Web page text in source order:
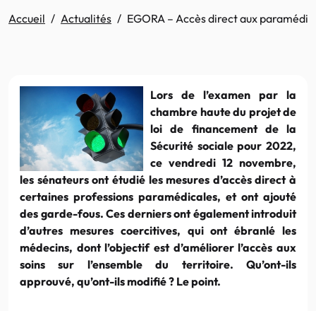
Accueil Actualités EGORA – Accès direct aux
Lors de l’examen par la
chambre haute du projet de
loi de financement de la
Sécurité sociale pour 2022,
ce vendredi 12 novembre,
les sénateurs ont étudié les mesures d’accès direct à
certaines professions paramédicales, et ont ajouté
des garde-fous. Ces derniers ont également introduit
d’autres mesures coercitives, qui ont ébranlé les
médecins, dont l’objectif est d’améliorer l’accès aux
soins sur l’ensemble du territoire. Qu’ont-ils
approuvé, qu’ont-ils modifié ? Le point.